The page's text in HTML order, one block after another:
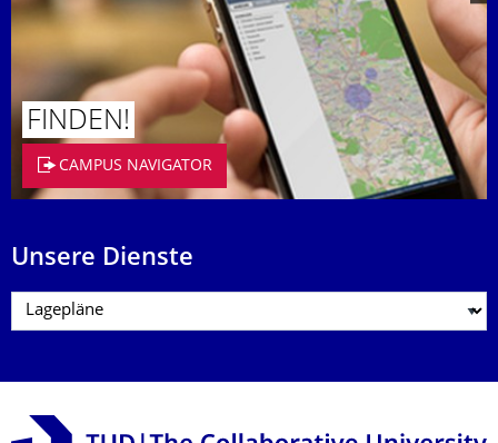
FINDEN!
CAMPUS NAVIGATOR
Unsere Dienste